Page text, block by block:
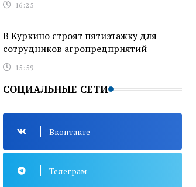
16:25
В Куркино строят пятиэтажку для
сотрудников агропредприятий
15:59
СОЦИАЛЬНЫЕ СЕТИ
Вконтакте
Телеграм